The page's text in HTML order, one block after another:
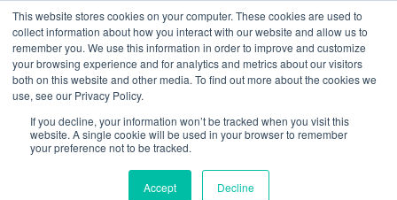
This website stores cookies on your computer. These cookies are used to
collect information about how you interact with our website and allow us to
remember you. We use this information in order to improve and customize
your browsing experience and for analytics and metrics about our visitors
both on this website and other media. To find out more about the cookies we
use, see our Privacy Policy.
If you decline, your information won’t be tracked when you visit this
website. A single cookie will be used in your browser to remember
your preference not to be tracked.
Accept Decline